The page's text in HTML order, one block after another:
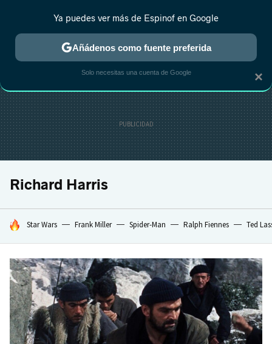
ESTRENOS REALITY ANIME RANKINGS CINE
Richard Harris
HOY SE HABLA DE
Star Wars Frank Miller Spider-Man Ralph Fiennes Ted
×
Ya puedes ver más de Espinof en Google
Añádenos como fuente preferida
Solo necesitas una cuenta de Google